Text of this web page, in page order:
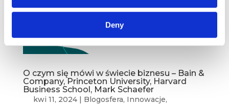
Deny
O czym się mówi w świecie biznesu – Bain &
Company, Princeton University, Harvard
Business School, Mark Schaefer
kwi 11, 2024| Blogosfera, Innowacje,